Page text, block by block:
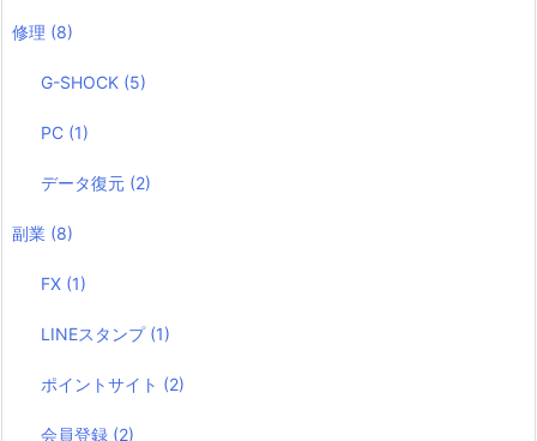
修理 (8)
G-SHOCK (5)
PC (1)
データ復元 (2)
副業 (8)
FX (1)
LINEスタンプ (1)
ポイントサイト (2)
会員登録 (2)